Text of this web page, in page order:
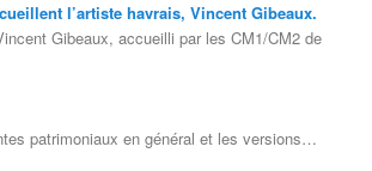
l’artiste havrais, Vincent Gibeaux.
Gibeaux, accueilli par les CM1/CM2 de
patrimoniaux en général et les versions…